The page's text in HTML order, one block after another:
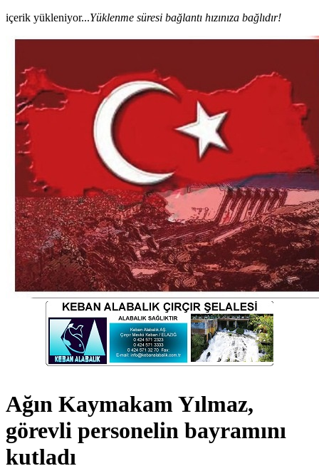
içerik yükleniyor...Yüklenme süresi bağlantı hızınıza bağlıdır!
Ağın Kaymakam Yılmaz,
görevli personelin bayramını
kutladı